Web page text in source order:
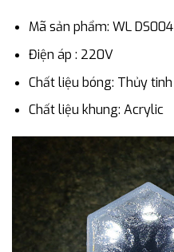
Mã sản phẩm: WL DS004
Điện áp : 220V
Chất liệu bóng: Thủy tinh
Chất liệu khung: Acrylic